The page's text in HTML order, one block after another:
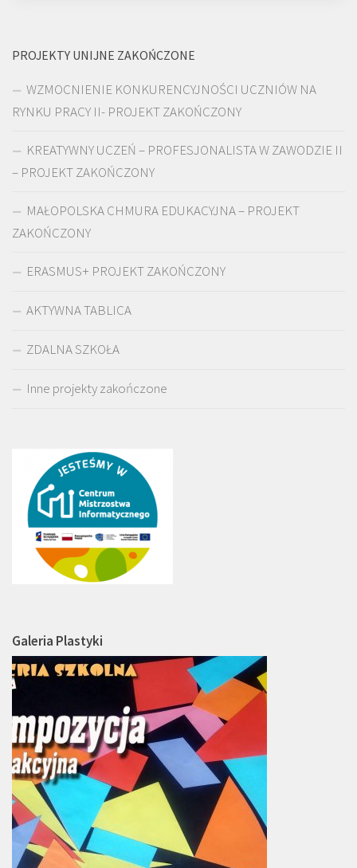
PROJEKTY UNIJNE ZAKOŃCZONE
WZMOCNIENIE KONKURENCYJNOŚCI UCZNIÓW NA
RYNKU PRACY II- PROJEKT ZAKOŃCZONY
KREATYWNY UCZEŃ – PROFESJONALISTA W ZAWODZIE II
– PROJEKT ZAKOŃCZONY
MAŁOPOLSKA CHMURA EDUKACYJNA – PROJEKT
ZAKOŃCZONY
ERASMUS+ PROJEKT ZAKOŃCZONY
AKTYWNA TABLICA
ZDALNA SZKOŁA
Inne projekty zakończone
Galeria Plastyki